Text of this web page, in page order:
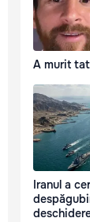
A murit
Iranul a